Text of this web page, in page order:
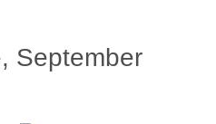
September